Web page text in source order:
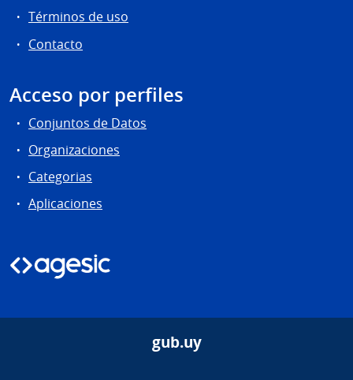
Términos de uso
Contacto
Acceso por perfiles
Conjuntos de Datos
Organizaciones
Categorias
Aplicaciones
gub.uy